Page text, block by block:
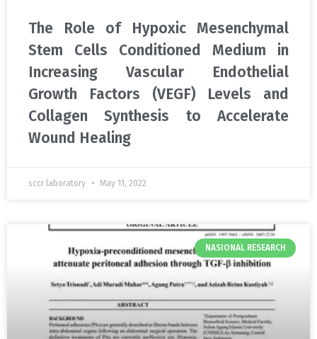
The Role of Hypoxic Mesenchymal
Stem Cells Conditioned Medium in
Increasing Vascular Endothelial
Growth Factors (VEGF) Levels and
Collagen Synthesis to Accelerate
Wound Healing
sccr laboratory May 11, 2022
NASIONAL RESEARCH